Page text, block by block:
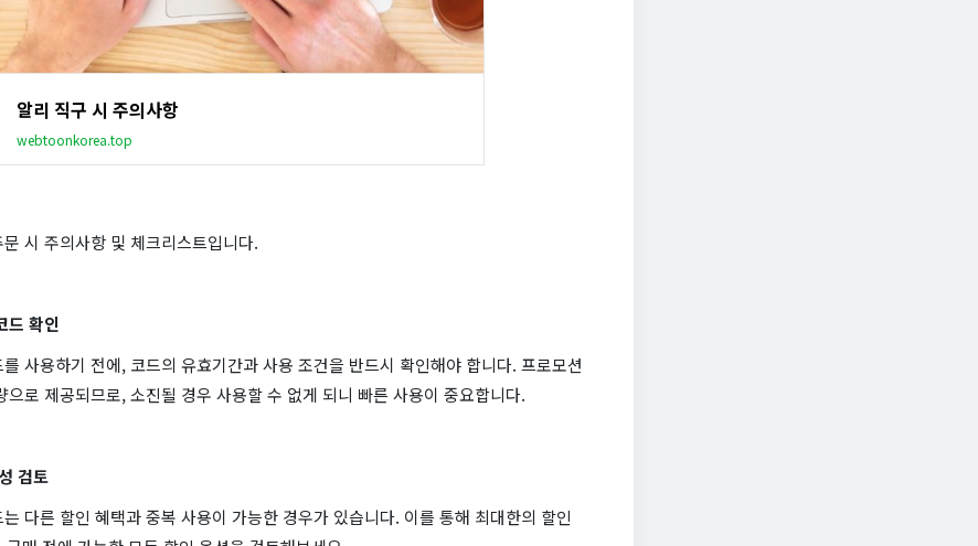
알리 직구 시 주의사항
webtoonkorea.top
시 주의사항 및 체크리스트입니다.
드 확인
사용하기 전에, 코드의 유효기간과 사용 조건을 반드시 확인해야 합니다. 프로모션
으로 제공되므로, 소진될 경우 사용할 수 없게 되니 빠른 사용이 중요합니다.
검토
다른 할인 혜택과 중복 사용이 가능한 경우가 있습니다. 이를 통해 최대한의 할인